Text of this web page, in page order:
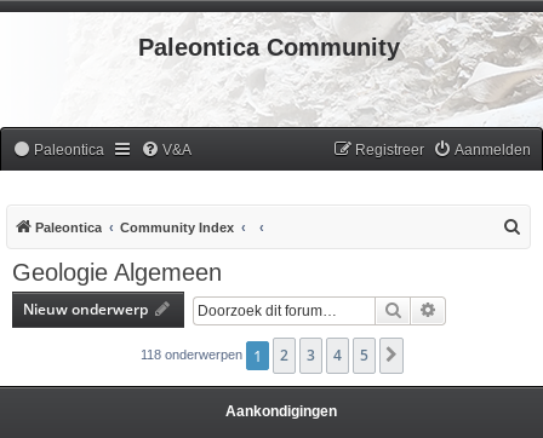
Paleontica Community
Paleontica V&A Aanmelden
Registreer
Paleontica Community Index
Geologie Algemeen
Nieuw onderwerp Zoek
118 onderwerpen 1 2 3 4 5
Aankondigingen